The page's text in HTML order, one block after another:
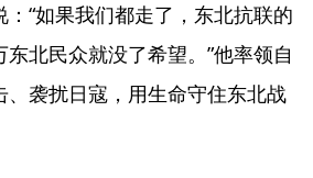
“如果我们都走了，东北抗联的
北民众就没了希望。”他率领自
、袭扰日寇，用生命守住东北战